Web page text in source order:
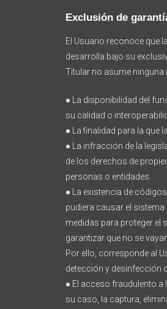
Exclusión de
El Usuario reconoce que
desarrolla bajo su
Titular no asume
● La disponibilidad del
su calidad o
● La finalidad para la que
● La infracción de la
de los derechos de
personas o entidades.
● La existencia de
pudiera causar el
medidas para proteger el
garantizar que no se
Por ello, corresponde al
detección y desinfección
● El acceso fraudulento
su caso, la captura,